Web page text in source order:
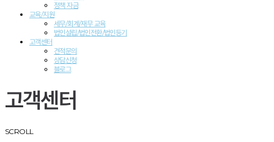
정책 자금
교육/지원
세무/회계/재무 교육
법인설립/법인전환/법인등기
고객센터
견적문의
상담신청
블로그
고객센터
SCROLL